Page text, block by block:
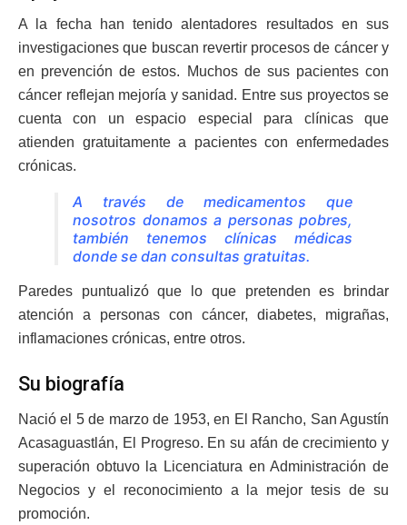
A la fecha han tenido alentadores resultados en sus
investigaciones que buscan revertir procesos de cáncer y
en prevención de estos. Muchos de sus pacientes con
cáncer reflejan mejoría y sanidad. Entre sus proyectos se
cuenta con un espacio especial para clínicas que
atienden gratuitamente a pacientes con enfermedades
crónicas.
A través de medicamentos que
nosotros donamos a personas pobres,
también tenemos clínicas médicas
donde se dan consultas gratuitas.
Paredes puntualizó que lo que pretenden es brindar
atención a personas con cáncer, diabetes, migrañas,
inflamaciones crónicas, entre otros.
Su biografía
Nació el 5 de marzo de 1953, en El Rancho, San Agustín
Acasaguastlán, El Progreso. En su afán de crecimiento y
superación obtuvo la Licenciatura en Administración de
Negocios y el reconocimiento a la mejor tesis de su
promoción.